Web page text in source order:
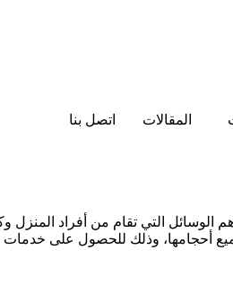
المقالات اتصل بنا
التي تقام من أفراد المنزل
أحجامها، وذلك للحصول على خدمات